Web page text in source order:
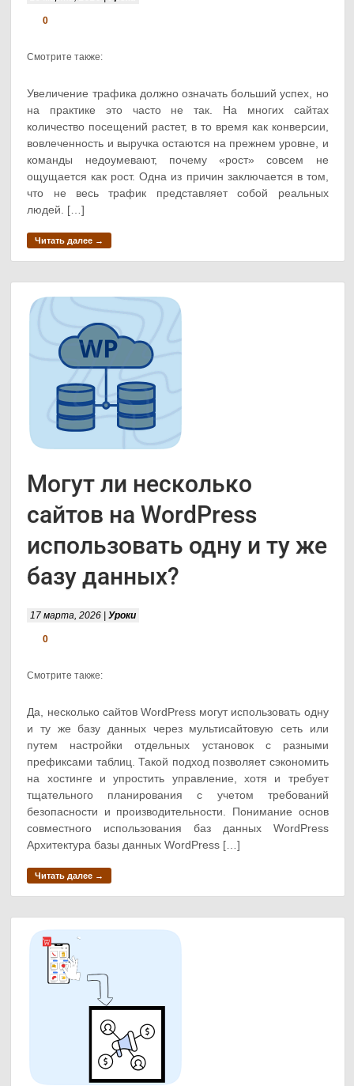
0
Смотрите также:
Увеличение трафика должно означать больший успех, но
на практике это часто не так. На многих сайтах
количество посещений растет, в то время как конверсии,
вовлеченность и выручка остаются на прежнем уровне, и
команды недоумевают, почему «рост» совсем не
ощущается как рост. Одна из причин заключается в том,
что не весь трафик представляет собой реальных
людей. […]
Читать далее →
Могут ли несколько
сайтов на WordPress
использовать одну и ту же
базу данных?
17 марта, 2026 |Уроки
0
Смотрите также:
Да, несколько сайтов WordPress могут использовать одну
и ту же базу данных через мультисайтовую сеть или
путем настройки отдельных установок с разными
префиксами таблиц. Такой подход позволяет сэкономить
на хостинге и упростить управление, хотя и требует
тщательного планирования с учетом требований
безопасности и производительности. Понимание основ
совместного использования баз данных WordPress
Архитектура базы данных WordPress […]
Читать далее →